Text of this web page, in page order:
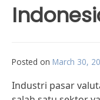
Posted on March 30,
Industri pasar